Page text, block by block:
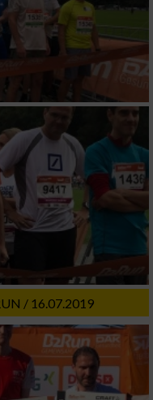
/ 16.07.2019
Auswahl